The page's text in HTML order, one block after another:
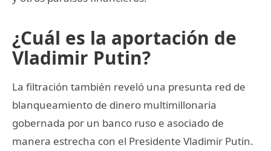
¿Cuál es la aportación de
Vladimir Putin?
La filtración también reveló una presunta red de
blanqueamiento de dinero multimillonaria
gobernada por un banco ruso e asociado de
manera estrecha con el Presidente Vladimir Putin.